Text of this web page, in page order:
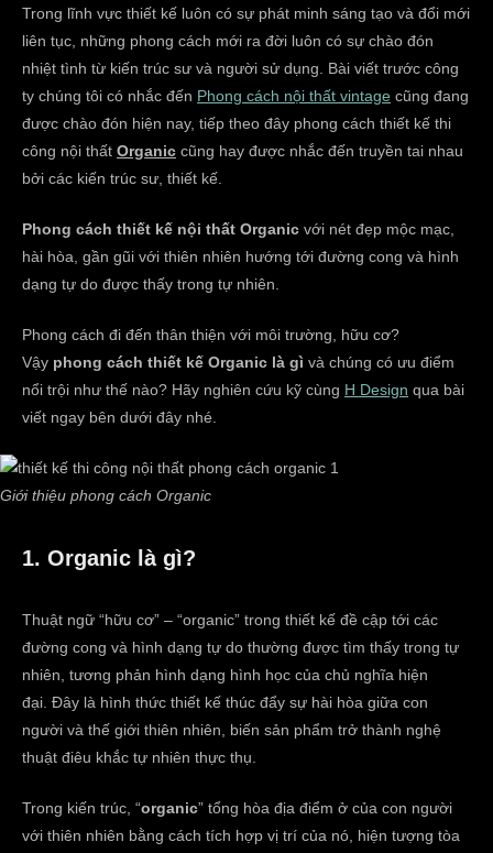
Trong lĩnh vực thiết kế luôn có sự phát minh sáng tạo và đổi mới
liên tục, những phong cách mới ra đời luôn có sự chào đón
nhiệt tình từ kiến trúc sư và người sử dụng. Bài viết trước công
ty chúng tôi có nhắc đến Phong cách nội thất vintage cũng đang
được chào đón hiện nay, tiếp theo đây phong cách thiết kế thi
công nội thất Organic cũng hay được nhắc đến truyền tai nhau
bởi các kiến trúc sư, thiết kế.
Phong cách thiết kế nội thất Organic với nét đẹp mộc mạc,
hài hòa, gần gũi với thiên nhiên hướng tới đường cong và hình
dạng tự do được thấy trong tự nhiên.
Phong cách đi đến thân thiện với môi trường, hữu cơ?
Vậy phong cách thiết kế Organic là gì và chúng có ưu điểm
nổi trội như thế nào? Hãy nghiên cứu kỹ cùng H Design qua bài
viết ngay bên dưới đây nhé.
Giới thiệu phong cách Organic
1. Organic là gì?
Thuật ngữ “hữu cơ” – “organic” trong thiết kế đề cập tới các
đường cong và hình dạng tự do thường được tìm thấy trong tự
nhiên, tương phản hình dạng hình học của chủ nghĩa hiện
đại. Đây là hình thức thiết kế thúc đẩy sự hài hòa giữa con
người và thế giới thiên nhiên, biến sản phẩm trở thành nghệ
thuật điêu khắc tự nhiên thực thụ.
Trong kiến trúc, “organic” tổng hòa địa điểm ở của con người
với thiên nhiên bằng cách tích hợp vị trí của nó, hiện tượng tòa